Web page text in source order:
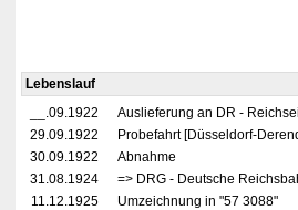
Lebenslauf
__.09.1922
Auslieferung an DR -
29.09.1922
Probefahrt [Düsseldorf-
30.09.1922
Abnahme
31.08.1924
=> DRG - Deutsche
11.12.1925
Umzeichnung in "57 3088"